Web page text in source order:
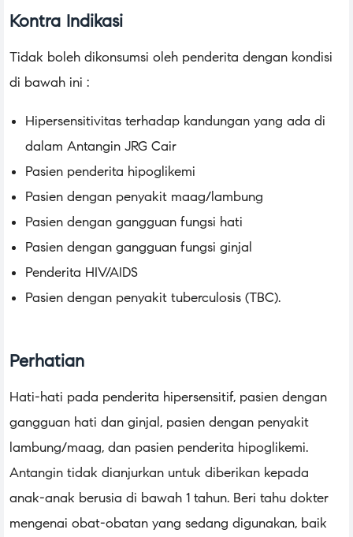
Kontra Indikasi
Tidak boleh dikonsumsi oleh penderita dengan kondisi
di bawah ini :
Hipersensitivitas terhadap kandungan yang ada di
dalam Antangin JRG Cair
Pasien penderita hipoglikemi
Pasien dengan penyakit maag/lambung
Pasien dengan gangguan fungsi hati
Pasien dengan gangguan fungsi ginjal
Penderita HIV/AIDS
Pasien dengan penyakit tuberculosis (TBC).
Perhatian
Hati-hati pada penderita hipersensitif, pasien dengan
gangguan hati dan ginjal, pasien dengan penyakit
lambung/maag, dan pasien penderita hipoglikemi.
Antangin tidak dianjurkan untuk diberikan kepada
anak-anak berusia di bawah 1 tahun. Beri tahu dokter
mengenai obat-obatan yang sedang digunakan, baik